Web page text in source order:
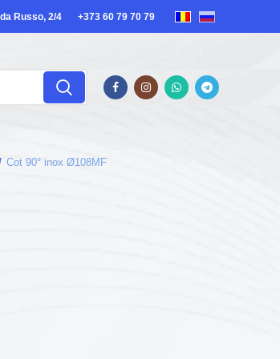
Russo, 2/4 +373 60 79 70 79
Cot 90° inox Ø108MF